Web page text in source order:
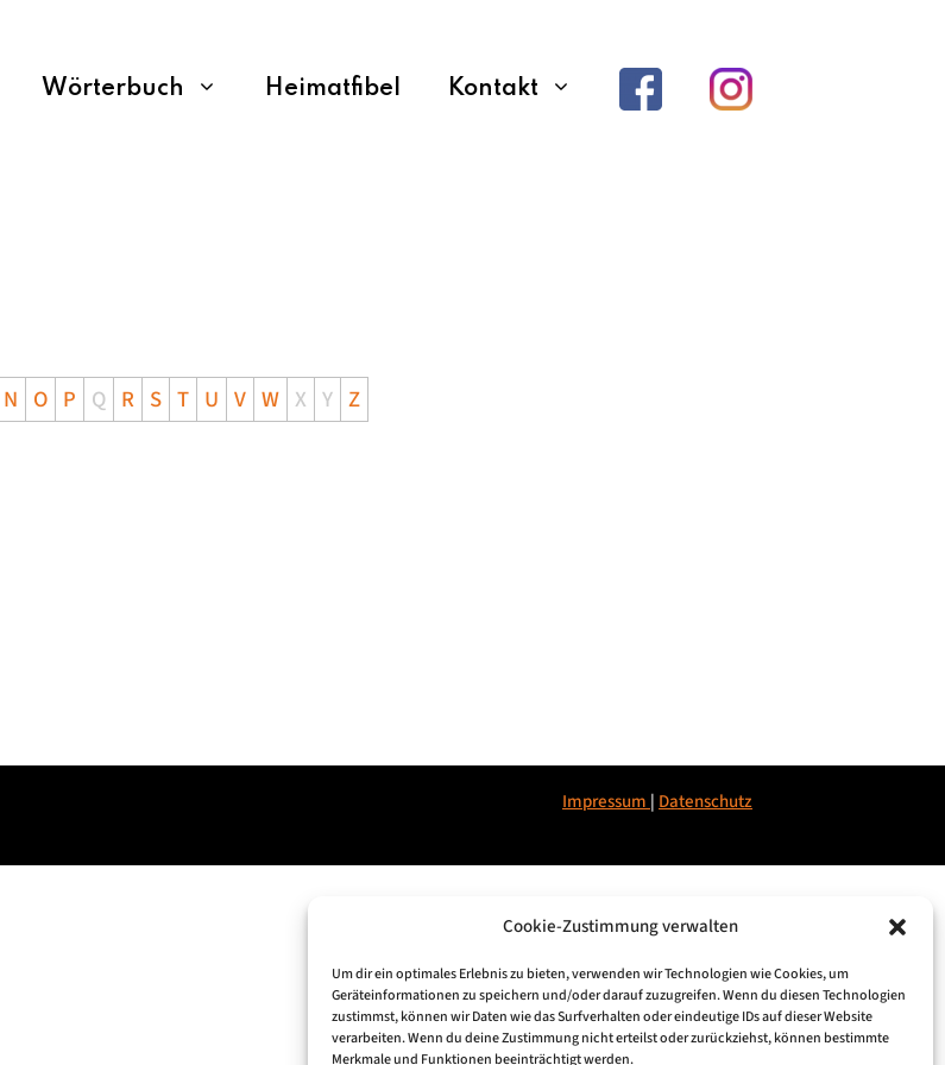
Cookie-Zustimmung verwalten
Um dir ein optimales Erlebnis zu bieten, verwenden wir Technologien wie Cookies, um
Geräteinformationen zu speichern und/oder darauf zuzugreifen. Wenn du diesen Technologien
zustimmst, können wir Daten wie das Surfverhalten oder eindeutige IDs auf dieser Website
verarbeiten. Wenn du deine Zustimmung nicht erteilst oder zurückziehst, können bestimmte
Merkmale und Funktionen beeinträchtigt werden.
Wörterbuch Heimatfibel Kontakt
N O P Q R S T U V W X Y Z
Impressum | Datenschutz